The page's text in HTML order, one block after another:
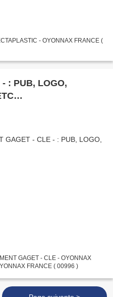
- OYONNAX FRANCE (
: PUB, LOGO,
GAGET - CLE - OYONNAX
FRANCE ( 00996 )